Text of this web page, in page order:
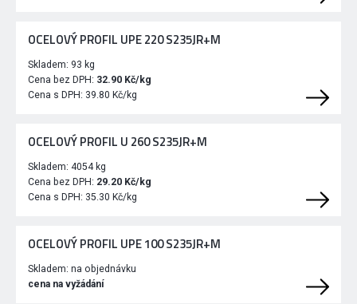
OCELOVÝ PROFIL UPE 220 S235JR+M
Skladem: 93 kg
Cena bez DPH: 32.90 Kč/kg
Cena s DPH: 39.80 Kč/kg
OCELOVÝ PROFIL U 260 S235JR+M
Skladem: 4054 kg
Cena bez DPH: 29.20 Kč/kg
Cena s DPH: 35.30 Kč/kg
OCELOVÝ PROFIL UPE 100 S235JR+M
Skladem: na objednávku
cena na vyžádání